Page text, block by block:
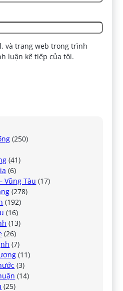
và trang web trong trình
luận kế tiếp của tôi.
(250)
(41)
(6)
Vũng Tàu (17)
(278)
(192)
(16)
(13)
(26)
(7)
(11)
(3)
(14)
(25)